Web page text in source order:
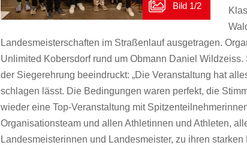
Landesmeisterschaften im Straßenlauf ausgetragen.
Unlimited Kobersdorf rund um Obmann Daniel
der Siegerehrung beeindruckt: „Die Veranstaltung hat
schlagen lässt. Die Bedingungen waren perfekt, die
wieder eine Top-Veranstaltung mit
Organisationsteam und allen Athletinnen und Athleten,
Landesmeisterinnen und Landesmeister, zu ihren starken